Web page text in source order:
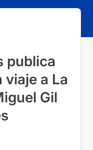
publica
viaje a La
Gil